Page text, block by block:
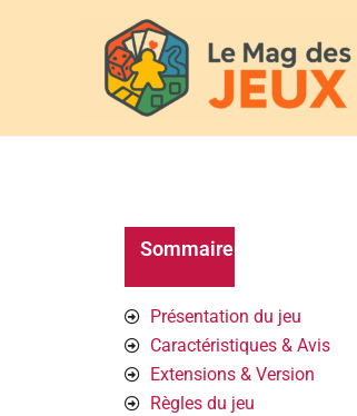
Sommaire
Présentation du jeu
Caractéristiques & Avis
Extensions & Version
Règles du jeu